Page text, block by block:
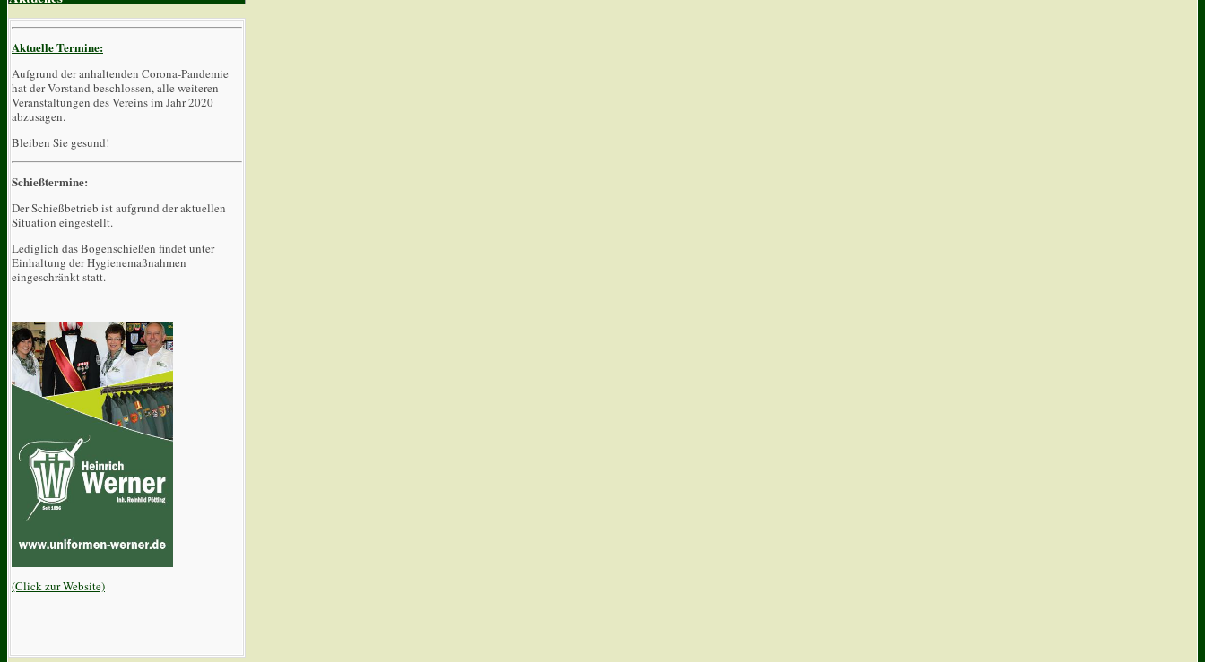
Aktuelle Termine:
Aufgrund der anhaltenden Corona-Pandemie
hat der Vorstand beschlossen, alle weiteren
Veranstaltungen des Vereins im Jahr 2020
abzusagen.
Bleiben Sie gesund!
Schießtermine:
Der Schießbetrieb ist aufgrund der aktuellen
Situation eingestellt.
Lediglich das Bogenschießen findet unter
Einhaltung der Hygienemaßnahmen
eingeschränkt statt.
(Click zur Website)